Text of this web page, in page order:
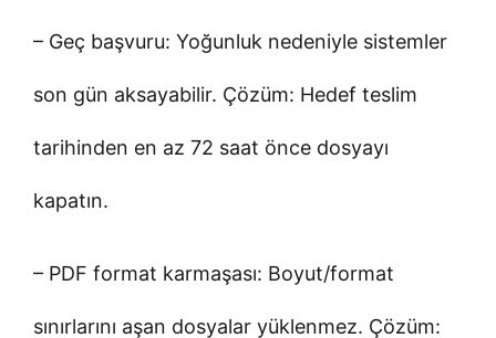
– Geç başvuru: Yoğunluk nedeniyle sistemler
son gün aksayabilir. Çözüm: Hedef teslim
tarihinden en az 72 saat önce dosyayı
kapatın.
– PDF format karmaşası: Boyut/format
sınırlarını aşan dosyalar yüklenmez. Çözüm: